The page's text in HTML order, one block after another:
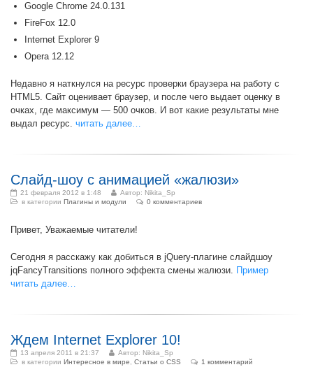
Google Chrome 24.0.131
FireFox 12.0
Internet Explorer 9
Opera 12.12
Недавно я наткнулся на ресурс проверки браузера на работу с
HTML5. Сайт оценивает браузер, и после чего выдает оценку в
очках, где максимум — 500 очков. И вот какие результаты мне
выдал ресурс. читать далее…
Слайд-шоу с анимацией «жалюзи»
21 февраля 2012 в 1:48 Автор: Nikita_Sp
в категории Плагины и модули 0 комментариев
Привет, Уважаемые читатели!
Сегодня я расскажу как добиться в jQuery-плагине слайдшоу
jqFancyTransitions полного эффекта смены жалюзи. Пример
читать далее…
Ждем Internet Explorer 10!
13 апреля 2011 в 21:37 Автор: Nikita_Sp
в категории Интересное в мире Статьи о CSS 1 комментарий